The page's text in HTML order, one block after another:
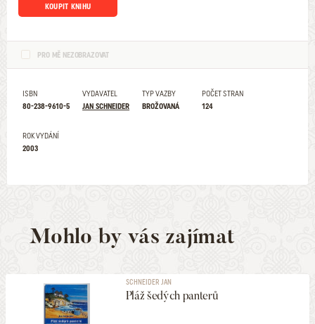
KOUPIT KNIHU
PRO MĚ NEZOBRAZOVAT
ISBN
80-238-9610-5
VYDAVATEL
JAN SCHNEIDER
TYP VAZBY
BROŽOVANÁ
POČET STRAN
124
ROK VYDÁNÍ
2003
Mohlo by vás zajímat
SCHNEIDER JAN
Pláž šedých panterů